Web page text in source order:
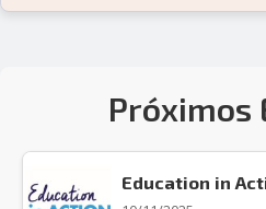
Próximos
Education in